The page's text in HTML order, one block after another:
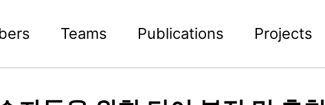
Teams Publications Projects